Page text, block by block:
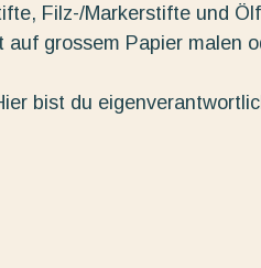
Filz-/Markerstifte und
grossem Papier malen
bist du